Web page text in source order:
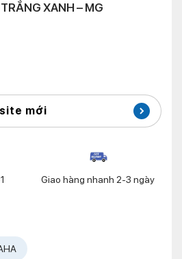
XANH – MG
mới
Giao hàng nhanh 2-3 ngày